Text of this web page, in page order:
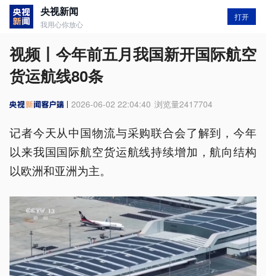
央视新闻
我用心你放心
打开
视频丨今年前五月我国新开国际航空
货运航线80条
2026-06-02 22:04:40 浏览量2417704
记者今天从中国物流与采购联合会了解到，今年
以来我国国际航空货运航线持续增加，航向结构
以欧洲和亚洲为主。